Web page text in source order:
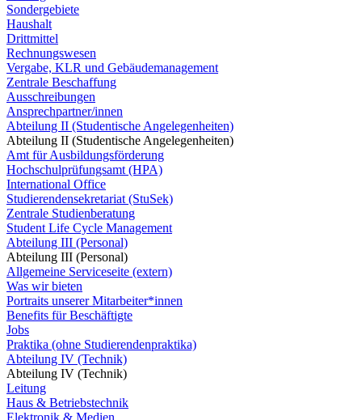
Sondergebiete
Haushalt
Drittmittel
Rechnungswesen
Vergabe, KLR und Gebäudemanagement
Zentrale Beschaffung
Ausschreibungen
Ansprechpartner/innen
Abteilung II (Studentische Angelegenheiten)
Abteilung II (Studentische Angelegenheiten)
Amt für Ausbildungsförderung
Hochschulprüfungsamt (HPA)
International Office
Studierendensekretariat (StuSek)
Zentrale Studienberatung
Student Life Cycle Management
Abteilung III (Personal)
Abteilung III (Personal)
Allgemeine Serviceseite (extern)
Was wir bieten
Portraits unserer Mitarbeiter*innen
Benefits für Beschäftigte
Jobs
Praktika (ohne Studierendenpraktika)
Abteilung IV (Technik)
Abteilung IV (Technik)
Leitung
Haus & Betriebstechnik
Elektronik & Medien